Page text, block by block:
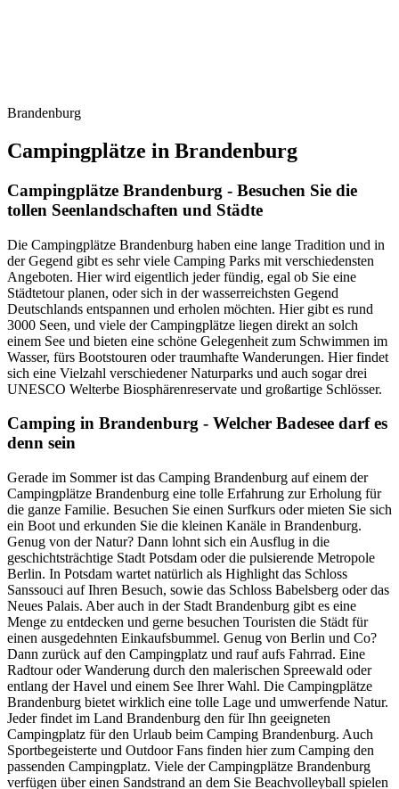
Brandenburg
Campingplätze in Brandenburg
Campingplätze Brandenburg - Besuchen Sie die
tollen Seenlandschaften und Städte
Die Campingplätze Brandenburg haben eine lange Tradition und in
der Gegend gibt es sehr viele Camping Parks mit verschiedensten
Angeboten. Hier wird eigentlich jeder fündig, egal ob Sie eine
Städtetour planen, oder sich in der wasserreichsten Gegend
Deutschlands entspannen und erholen möchten. Hier gibt es rund
3000 Seen, und viele der Campingplätze liegen direkt an solch
einem See und bieten eine schöne Gelegenheit zum Schwimmen im
Wasser, fürs Bootstouren oder traumhafte Wanderungen. Hier findet
sich eine Vielzahl verschiedener Naturparks und auch sogar drei
UNESCO Welterbe Biosphärenreservate und großartige Schlösser.
Camping in Brandenburg - Welcher Badesee darf es
denn sein
Gerade im Sommer ist das Camping Brandenburg auf einem der
Campingplätze Brandenburg eine tolle Erfahrung zur Erholung für
die ganze Familie. Besuchen Sie einen Surfkurs oder mieten Sie sich
ein Boot und erkunden Sie die kleinen Kanäle in Brandenburg.
Genug von der Natur? Dann lohnt sich ein Ausflug in die
geschichtsträchtige Stadt Potsdam oder die pulsierende Metropole
Berlin. In Potsdam wartet natürlich als Highlight das Schloss
Sanssouci auf Ihren Besuch, sowie das Schloss Babelsberg oder das
Neues Palais. Aber auch in der Stadt Brandenburg gibt es eine
Menge zu entdecken und gerne besuchen Touristen die Städt für
einen ausgedehnten Einkaufsbummel. Genug von Berlin und Co?
Dann zurück auf den Campingplatz und rauf aufs Fahrrad. Eine
Radtour oder Wanderung durch den malerischen Spreewald oder
entlang der Havel und einem See Ihrer Wahl. Die Campingplätze
Brandenburg bietet wirklich eine tolle Lage und umwerfende Natur.
Jeder findet im Land Brandenburg den für Ihn geeigneten
Campingplatz für den Urlaub beim Camping Brandenburg. Auch
Sportbegeisterte und Outdoor Fans finden hier zum Camping den
passenden Campingplatz. Viele der Campingplätze Brandenburg
verfügen über einen Sandstrand an dem Sie Beachvolleyball spielen